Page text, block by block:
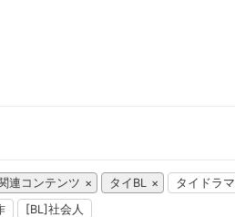
連コンテンツ タイBL タイドラマ
[BL]社会人